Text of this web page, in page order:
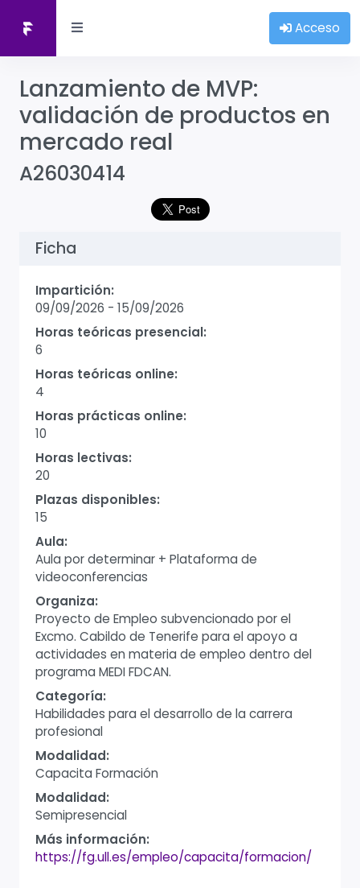
Acceso
Lanzamiento de MVP:
validación de productos en
mercado real
A26030414
Ficha
Impartición:
09/09/2026 - 15/09/2026
Horas teóricas presencial:
6
Horas teóricas online:
4
Horas prácticas online:
10
Horas lectivas:
20
Plazas disponibles:
15
Aula:
Aula por determinar + Plataforma de
videoconferencias
Organiza:
Proyecto de Empleo subvencionado por el
Excmo. Cabildo de Tenerife para el apoyo a
actividades en materia de empleo dentro del
programa MEDI FDCAN.
Categoría:
Habilidades para el desarrollo de la carrera
profesional
Modalidad:
Capacita Formación
Modalidad:
Semipresencial
Más información:
https://fg.ull.es/empleo/capacita/formacion/